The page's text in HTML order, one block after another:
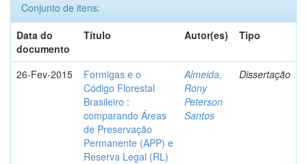
Conjunto de itens:
Data do
documento
Título Autor(es) Tipo
26-Fev-2015
Formigas e o
Código Florestal
Brasileiro :
comparando Áreas
de Preservação
Permanente (APP) e
Reserva Legal (RL)
Almeida,
Rony
Peterson
Santos
Dissertação